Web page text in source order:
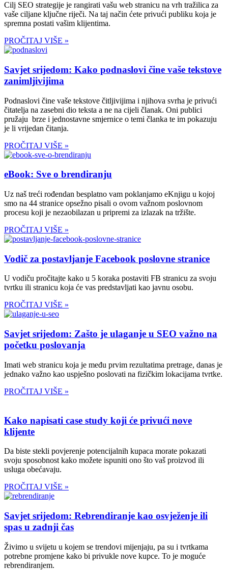
Cilj SEO strategije je rangirati vašu web stranicu na vrh tražilica za
vaše ciljane ključne riječi. Na taj način ćete privući publiku koja je
spremna postati vašim klijentima.
PROČITAJ VIŠE »
Savjet srijedom: Kako podnaslovi čine vaše tekstove
zanimljivijima
Podnaslovi čine vaše tekstove čitljivijima i njihova svrha je privući
čitatelja na zasebni dio teksta a ne na cijeli članak. Oni publici
pružaju brze i jednostavne smjernice o temi članka te im pokazuju
je li vrijedan čitanja.
PROČITAJ VIŠE »
eBook: Sve o brendiranju
Uz naš treći rođendan besplatno vam poklanjamo eKnjigu u kojoj
smo na 44 stranice opsežno pisali o ovom važnom poslovnom
procesu koji je nezaobilazan u pripremi za izlazak na tržište.
PROČITAJ VIŠE »
Vodič za postavljanje Facebook poslovne stranice
U vodiču pročitajte kako u 5 koraka postaviti FB stranicu za svoju
tvrtku ili stranicu koja će vas predstavljati kao javnu osobu.
PROČITAJ VIŠE »
Savjet srijedom: Zašto je ulaganje u SEO važno na
početku poslovanja
Imati web stranicu koja je među prvim rezultatima pretrage, danas je
jednako važno kao uspješno poslovati na fizičkim lokacijama tvrtke.
PROČITAJ VIŠE »
Kako napisati case study koji će privući nove
klijente
Da biste stekli povjerenje potencijalnih kupaca morate pokazati
svoju sposobnost kako možete ispuniti ono što vaš proizvod ili
usluga obećavaju.
PROČITAJ VIŠE »
Savjet srijedom: Rebrendiranje kao osvježenje ili
spas u zadnji čas
Živimo u svijetu u kojem se trendovi mijenjaju, pa su i tvrtkama
potrebne promjene kako bi privukle nove kupce. To je moguće
rebrendiranjem.